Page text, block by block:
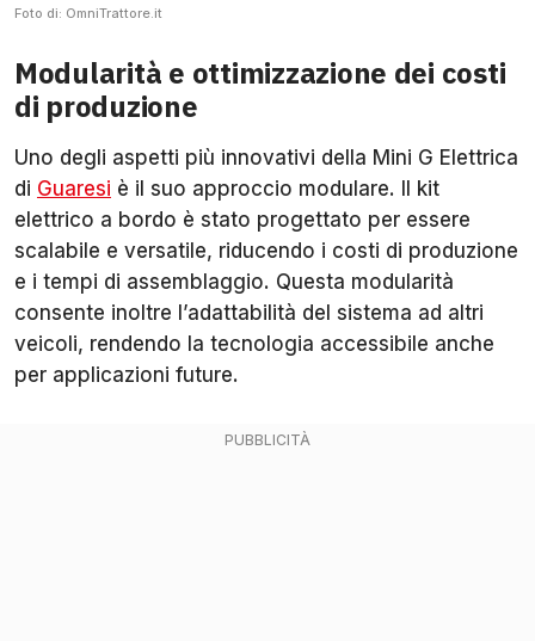
Foto di: OmniTrattore.it
Modularità e ottimizzazione dei costi
di produzione
Uno degli aspetti più innovativi della Mini G Elettrica
di Guaresi è il suo approccio modulare. Il kit
elettrico a bordo è stato progettato per essere
scalabile e versatile, riducendo i costi di produzione
e i tempi di assemblaggio. Questa modularità
consente inoltre l’adattabilità del sistema ad altri
veicoli, rendendo la tecnologia accessibile anche
per applicazioni future.